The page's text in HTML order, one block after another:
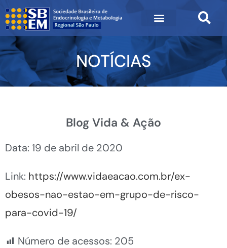
NOTÍCIAS
Blog Vida & Ação
Data: 19 de abril de 2020
Link: https://www.vidaeacao.com.br/ex-
obesos-nao-estao-em-grupo-de-risco-
para-covid-19/
Número de acessos: 205